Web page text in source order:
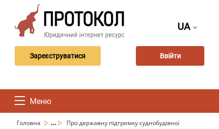
UA
Зареєструватися Ввійти
Меню
Головна ...
Про державну підтримку суднобудівної